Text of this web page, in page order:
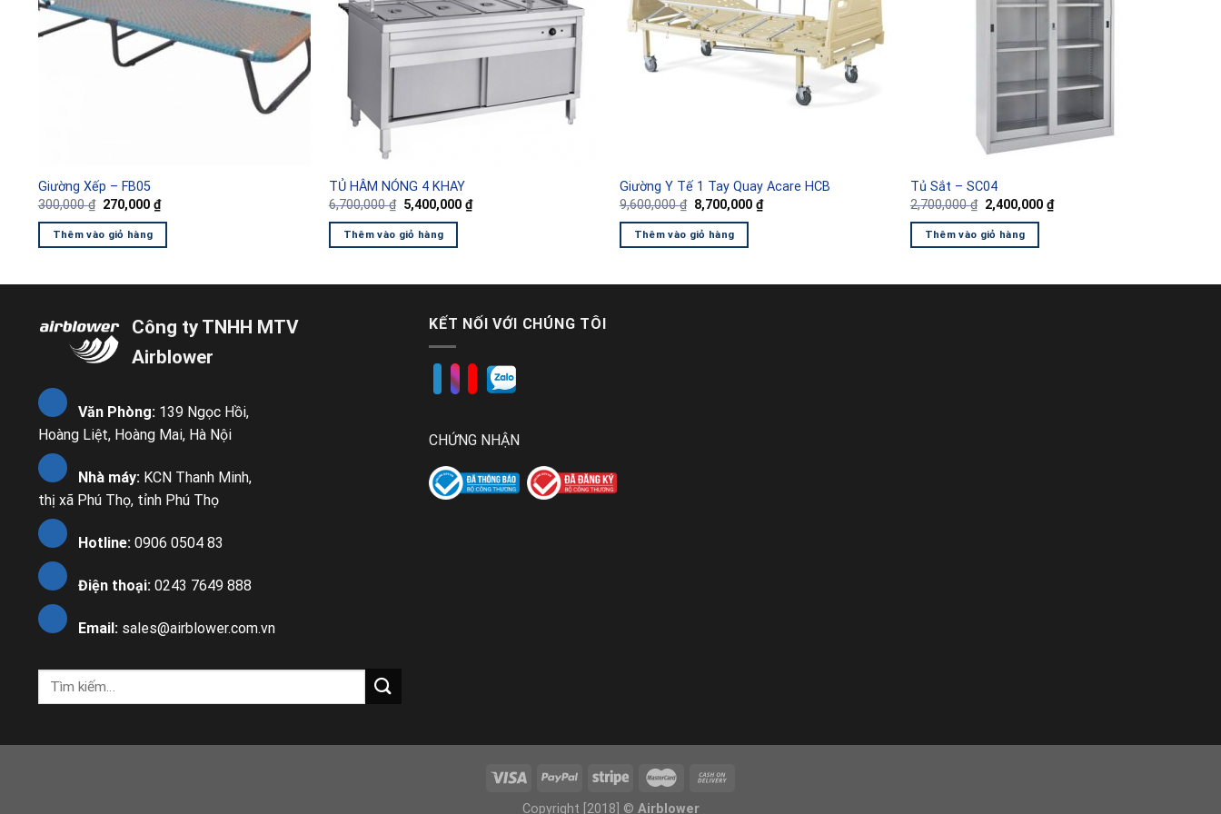
Giường Xếp – FB05
300,000₫ Giá
là:
300,000 ₫.
270,000₫Giá
hiện
Thêm vào giỏ hàng
TỦ HÂM NÓNG 4 KHAY
6,700,000₫ Giá
gốc
là:
6,700,000 ₫.
5,400,000₫Giá
hiện
Thêm vào giỏ hàng
Giường Y Tế 1 Tay Quay Acare HCB
9,600,000₫ Giá
gốc
là:
9,600,000 ₫.
8,700,000₫Giá
hiện
Thêm vào giỏ hàng
Tủ Sắt – SC04
2,700,000₫ Giá
gốc
là:
2,700,000 ₫.
2,400,000₫Giá
hiện
Thêm vào giỏ hàng
Công ty TNHH MTV
Airblower
Văn Phòng: 139 Ngọc Hồi,
Hoàng Liệt, Hoàng Mai, Hà Nội
Nhà máy: KCN Thanh Minh,
thị xã Phú Thọ, tỉnh Phú Thọ
Hotline: 0906 0504 83
Điện thoại: 0243 7649 888
Email: sales@airblower.com.vn
KẾT NỐI VỚI CHÚNG TÔI
CHỨNG NHẬN
Copyright [2018] © Airblower